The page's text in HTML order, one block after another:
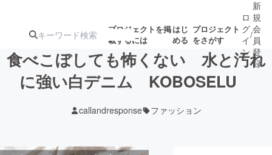
プロジェクトを掲
載するには
はじ
める
プロジェクト
をさがす
ターン
ジェクト
ロジェクト
ロ
グ
イ
ン
/
新
規
会
員
登
録
食べこぼしても怖くない 水と汚れ
に強い白デニム KOBOSELU
callandresponse ファッション